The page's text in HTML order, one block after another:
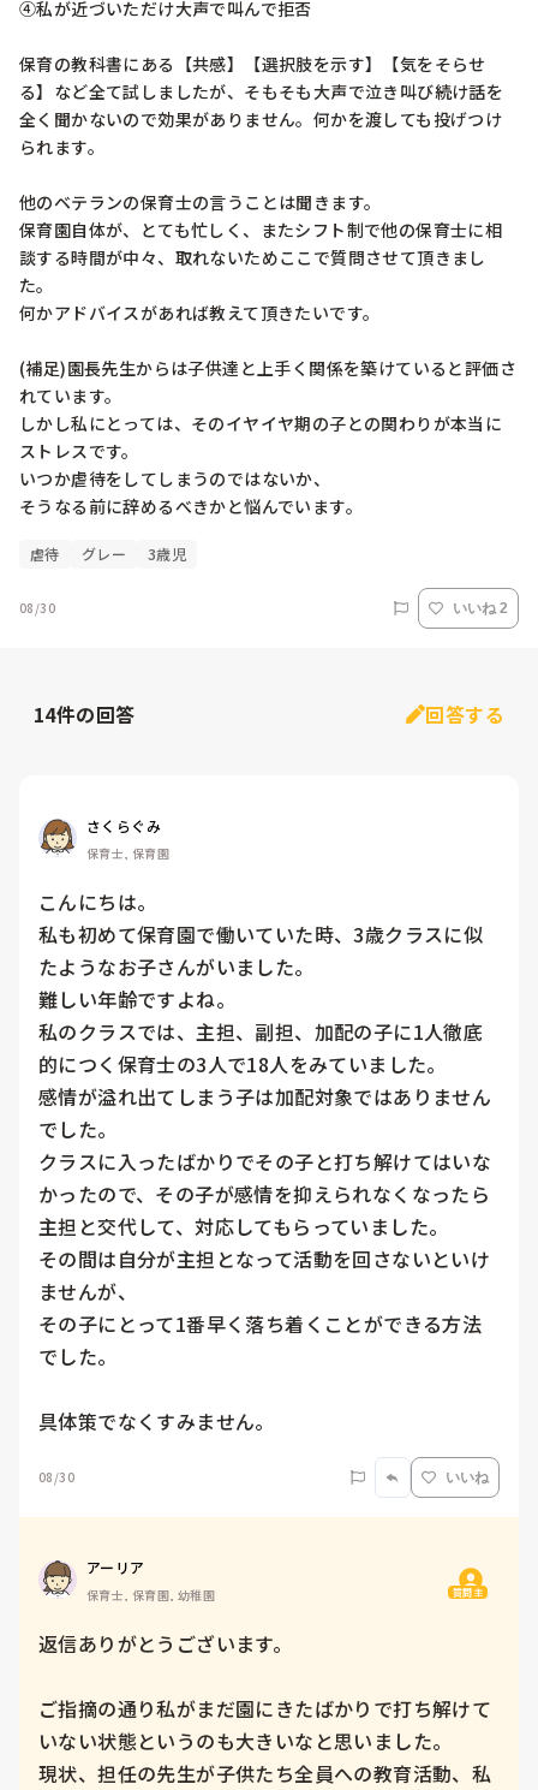
④私が近づいただけ大声で叫んで拒否
保育の教科書にある【共感】【選択肢を示す】【気をそらせ
る】など全て試しましたが、そもそも大声で泣き叫び続け話を
全く聞かないので効果がありません。何かを渡しても投げつけ
られます。
他のベテランの保育士の言うことは聞きます。
保育園自体が、とても忙しく、またシフト制で他の保育士に相
談する時間が中々、取れないためここで質問させて頂きまし
た。
何かアドバイスがあれば教えて頂きたいです。
(補足)園長先生からは子供達と上手く関係を築けていると評価さ
れています。
しかし私にとっては、そのイヤイヤ期の子との関わりが本当に
ストレスです。
いつか虐待をしてしまうのではないか、
そうなる前に辞めるべきかと悩んでいます。
虐待 グレー 3歳児
08/30 いいね 2
14件の回答 回答する
さくらぐみ
保育士, 保育園
こんにちは。
私も初めて保育園で働いていた時、3歳クラスに似
たようなお子さんがいました。
難しい年齢ですよね。
私のクラスでは、主担、副担、加配の子に1人徹底
的につく保育士の3人で18人をみていました。
感情が溢れ出てしまう子は加配対象ではありません
でした。
クラスに入ったばかりでその子と打ち解けてはいな
かったので、その子が感情を抑えられなくなったら
主担と交代して、対応してもらっていました。
その間は自分が主担となって活動を回さないといけ
ませんが、
その子にとって1番早く落ち着くことができる方法
でした。
08/30 いいね
アーリア
保育士, 保育園, 幼稚園 質問主
返信ありがとうございます。
ご指摘の通り私がまだ園にきたばかりで打ち解けて
いない状態というのも大きいなと思いました。
現状、担任の先生が子供たち全員への教育活動、私